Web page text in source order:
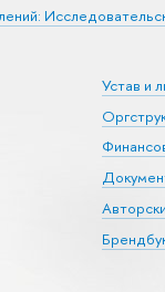
Устав и